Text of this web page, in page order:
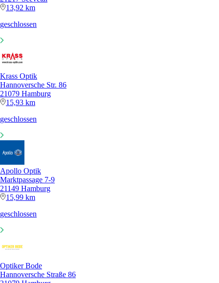
13,92 km
geschlossen
Krass Optik
Hannoversche Str. 86
21079 Hamburg
15,93 km
geschlossen
Apollo Optik
Marktpassage 7-9
21149 Hamburg
15,99 km
geschlossen
Optiker Bode
Hannoversche Straße 86